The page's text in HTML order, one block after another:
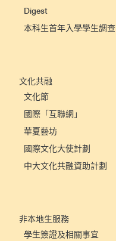
Digest
本科生首年入學學生調查
文化共融
文化節
國際「互聯網」
華夏藝坊
國際文化大使計劃
中大文化共融資助計劃
非本地生服務
學生簽證及相關事宜